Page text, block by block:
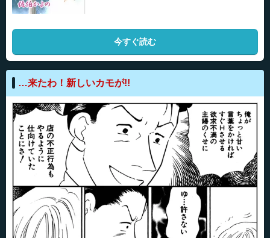
今すぐ読む
…来たわ！新しいカモが!!